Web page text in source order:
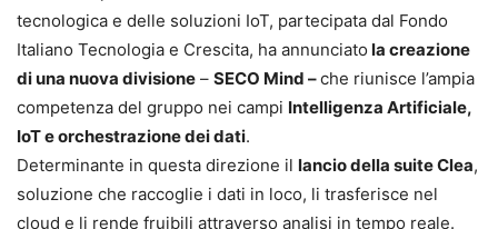
tecnologica e delle soluzioni IoT, partecipata dal Fondo
Italiano Tecnologia e Crescita, ha annunciato la creazione
di una nuova divisione – SECO Mind –che riunisce l’ampia
competenza del gruppo nei campi Intelligenza Artificiale,
IoT e orchestrazione dei dati.
Determinante in questa direzione il lancio della suite Clea,
soluzione che raccoglie i dati in loco, li trasferisce nel
cloud e li rende fruibili attraverso analisi in tempo reale.